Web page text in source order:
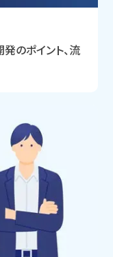
のポイント、流